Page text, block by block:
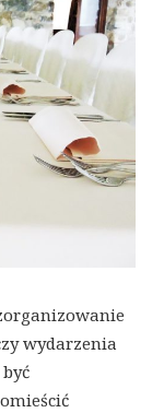
wydarzenia